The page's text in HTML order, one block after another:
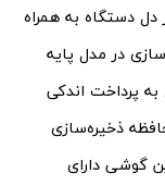
دستگاه به همراه
ذخیره سازی در مدل پایه
پرداخت اندکی
گیگابایتی و حافظه ذخیره‌سازی
گوشی دارای